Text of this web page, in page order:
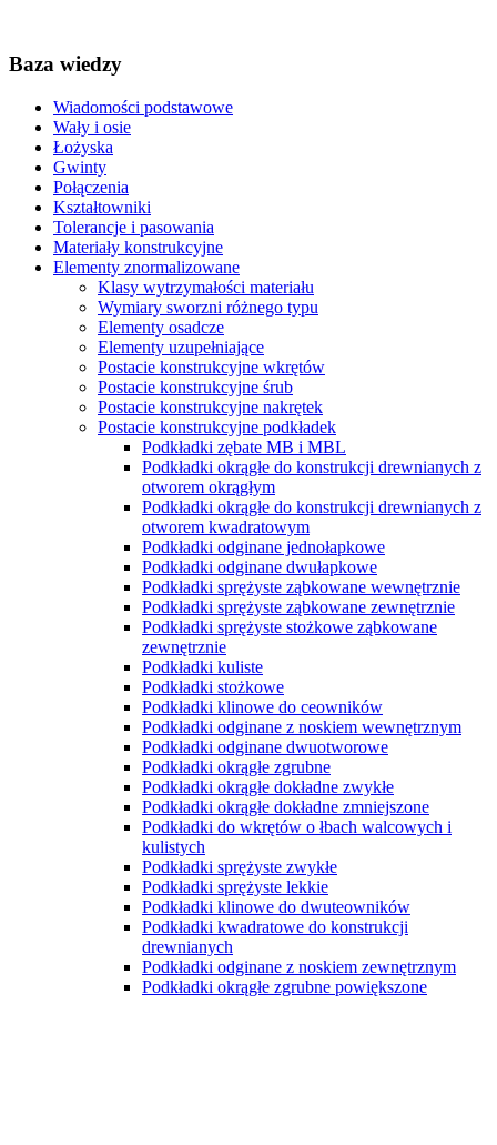
Baza wiedzy
Wiadomości podstawowe
Wały i osie
Łożyska
Gwinty
Połączenia
Kształtowniki
Tolerancje i pasowania
Materiały konstrukcyjne
Elementy znormalizowane
Klasy wytrzymałości materiału
Wymiary sworzni różnego typu
Elementy osadcze
Elementy uzupełniające
Postacie konstrukcyjne wkrętów
Postacie konstrukcyjne śrub
Postacie konstrukcyjne nakrętek
Postacie konstrukcyjne podkładek
Podkładki zębate MB i MBL
Podkładki okrągłe do konstrukcji drewnianych z
otworem okrągłym
Podkładki okrągłe do konstrukcji drewnianych z
otworem kwadratowym
Podkładki odginane jednołapkowe
Podkładki odginane dwułapkowe
Podkładki sprężyste ząbkowane wewnętrznie
Podkładki sprężyste ząbkowane zewnętrznie
Podkładki sprężyste stożkowe ząbkowane
zewnętrznie
Podkładki kuliste
Podkładki stożkowe
Podkładki klinowe do ceowników
Podkładki odginane z noskiem wewnętrznym
Podkładki odginane dwuotworowe
Podkładki okrągłe zgrubne
Podkładki okrągłe dokładne zwykłe
Podkładki okrągłe dokładne zmniejszone
Podkładki do wkrętów o łbach walcowych i
kulistych
Podkładki sprężyste zwykłe
Podkładki sprężyste lekkie
Podkładki klinowe do dwuteowników
Podkładki kwadratowe do konstrukcji
drewnianych
Podkładki odginane z noskiem zewnętrznym
Podkładki okrągłe zgrubne powiększone